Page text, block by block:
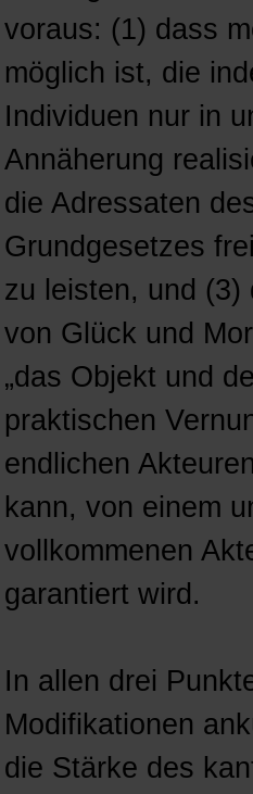
voraus: (1) dass
möglich ist, die
Individuen nur in
Annäherung
die Adressaten
Grundgesetzes
zu leisten, und (3)
von Glück und
„das Objekt und
praktischen
endlichen
kann, von einem
vollkommenen
garantiert wird.
In allen drei
Modifikationen
die Stärke des